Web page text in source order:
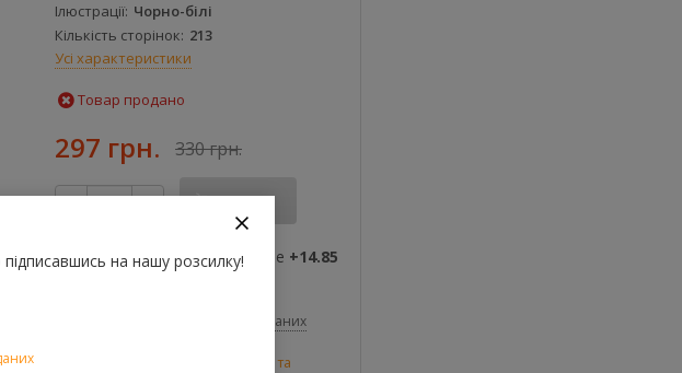
Ілюстрації Чорно-білі
Кількість сторінок 213
Усі характеристики
Товар продано
297 грн. 330 грн.
- + Купити
За цю покупку ви отримаєте +14.85
До обраних
Психологія та
на нашу розсилку!